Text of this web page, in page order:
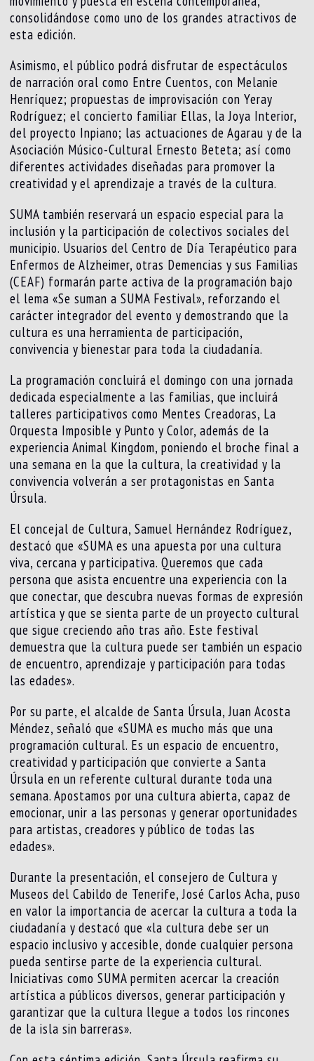
consolidándose como uno de los grandes atractivos de
esta edición.
Asimismo, el público podrá disfrutar de espectáculos
de narración oral como Entre Cuentos, con Melanie
Henríquez; propuestas de improvisación con Yeray
Rodríguez; el concierto familiar Ellas, la Joya Interior,
del proyecto Inpiano; las actuaciones de Agarau y de la
Asociación Músico-Cultural Ernesto Beteta; así como
diferentes actividades diseñadas para promover la
creatividad y el aprendizaje a través de la cultura.
SUMA también reservará un espacio especial para la
inclusión y la participación de colectivos sociales del
municipio. Usuarios del Centro de Día Terapéutico para
Enfermos de Alzheimer, otras Demencias y sus Familias
(CEAF) formarán parte activa de la programación bajo
el lema «Se suman a SUMA Festival», reforzando el
carácter integrador del evento y demostrando que la
cultura es una herramienta de participación,
convivencia y bienestar para toda la ciudadanía.
La programación concluirá el domingo con una jornada
dedicada especialmente a las familias, que incluirá
talleres participativos como Mentes Creadoras, La
Orquesta Imposible y Punto y Color, además de la
experiencia Animal Kingdom, poniendo el broche final a
una semana en la que la cultura, la creatividad y la
convivencia volverán a ser protagonistas en Santa
Úrsula.
El concejal de Cultura, Samuel Hernández Rodríguez,
destacó que «SUMA es una apuesta por una cultura
viva, cercana y participativa. Queremos que cada
persona que asista encuentre una experiencia con la
que conectar, que descubra nuevas formas de expresión
artística y que se sienta parte de un proyecto cultural
que sigue creciendo año tras año. Este festival
demuestra que la cultura puede ser también un espacio
de encuentro, aprendizaje y participación para todas
las edades».
Por su parte, el alcalde de Santa Úrsula, Juan Acosta
Méndez, señaló que «SUMA es mucho más que una
programación cultural. Es un espacio de encuentro,
creatividad y participación que convierte a Santa
Úrsula en un referente cultural durante toda una
semana. Apostamos por una cultura abierta, capaz de
emocionar, unir a las personas y generar oportunidades
para artistas, creadores y público de todas las
edades».
Durante la presentación, el consejero de Cultura y
Museos del Cabildo de Tenerife, José Carlos Acha, puso
en valor la importancia de acercar la cultura a toda la
ciudadanía y destacó que «la cultura debe ser un
espacio inclusivo y accesible, donde cualquier persona
pueda sentirse parte de la experiencia cultural.
Iniciativas como SUMA permiten acercar la creación
artística a públicos diversos, generar participación y
garantizar que la cultura llegue a todos los rincones
de la isla sin barreras».